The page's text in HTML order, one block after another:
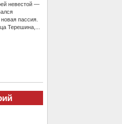
невестой —
пассия.
Терешина,...